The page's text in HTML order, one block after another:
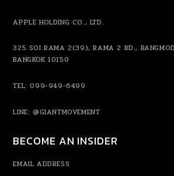
APPLE HOLDING CO., LTD.
325 SOI RAMA 2(39), RAMA 2 RD.,
BANGKOK 10150
TEL: 099-949-6499
LINE: @GIANTMOVEMENT
BECOME AN INSIDER
EMAIL ADDRESS